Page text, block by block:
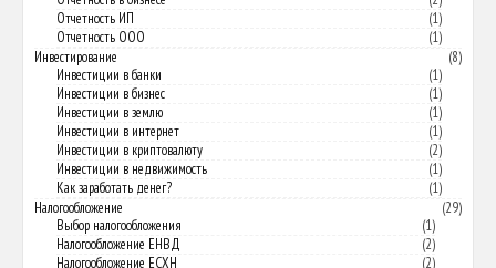
Отчетность ИП
(1)
Отчетность ООО
(1)
Инвестирование
(8)
Инвестиции в банки
(1)
Инвестиции в бизнес
(1)
Инвестиции в землю
(1)
Инвестиции в интернет
(1)
Инвестиции в криптовалюту
(2)
Инвестиции в недвижимость
(1)
Как заработать денег?
(1)
Налогообложение
(29)
Выбор налогообложения
(1)
Налогообложение ЕНВД
(2)
Налогообложение ЕСХН
(2)